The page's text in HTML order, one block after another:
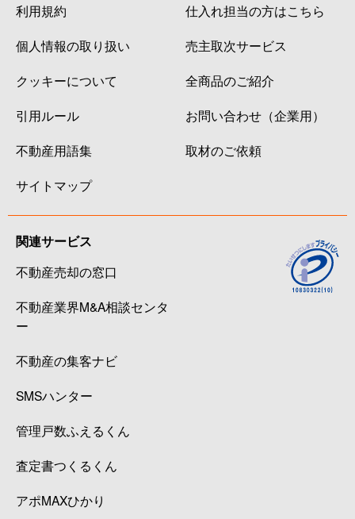
利用規約
個人情報の取り扱い
クッキーについて
引用ルール
不動産用語集
サイトマップ
仕入れ担当の方はこちら
売主取次サービス
全商品のご紹介
お問い合わせ（企業用）
取材のご依頼
関連サービス
不動産売却の窓口
不動産業界M&A相談センタ
ー
不動産の集客ナビ
SMSハンター
管理戸数ふえるくん
査定書つくるくん
アポMAXひかり